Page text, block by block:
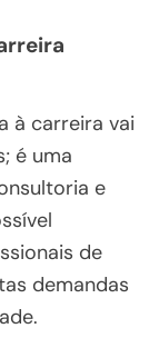
à carreira vai
é uma
e
de
demandas